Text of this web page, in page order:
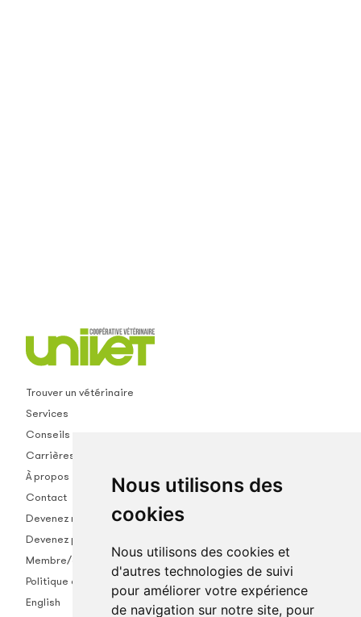
Nous utilisons des
cookies
Nous utilisons des cookies et
d'autres technologies de suivi
pour améliorer votre expérience
de navigation sur notre site, pour
Trouver un vétérinaire
Services
Conseils
Carrières
À propos
Contact
Devenez membre
Devenez partenaire
Membre/empl.
Politique de confidentialité
English